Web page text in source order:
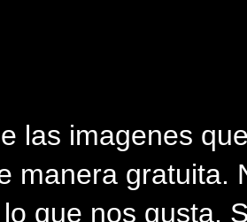
las imagenes
manera gratuita.
que nos gusta.